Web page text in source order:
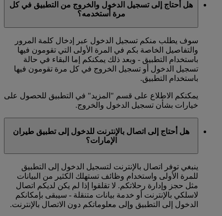
هل أحتاج إلى تسجيل الدخول والخروج من التطبيق في كل
مرة أستخدمه؟
سوف يطلب منكم تسجيل الدخول عبر إدخال كلمة المرور
والتفاصيل الخاصة بكم في المرة الأولى التي تقومون فيها
باستخدام التطبيق - وبعد ذلك يمكنكم إما البقاء في حالة
تسجيل الدخول أو تسجيل الخروج في كل مرة تقومون فيها
باستخدام التطبيق.
يمكنكم الاطلاع على قسم "المزيد" في التطبيق للحصول على
خيارات بشأن تسجيل الدخول والخروج.
هل أحتاج إلى اتصال بالإنترنت للدخول إلى تطبيق طيران
الإمارات؟
ينبغي توفر اتصال بالإنترنت لتسجيل الدخول إلى التطبيق
للمرة الأولى واستخدام وظائف تستهلك الكثير من البيانات
مثل حجز وإدارة رحلاتكم. لا تقلقوا إذا لم يكن لديكم اتصال
لاسلكي بالإنترنت أو خدمة بيانات متنقلة - سيبقى بإمكانكم
الدخول إلى التطبيق وإلى معلوماتكم دون الاتصال بالإنترنت.